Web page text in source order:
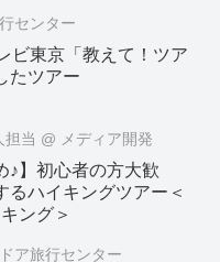
センター
ビ東京「教えて！ツア
たツアー
担当 @ メディア開発
♪】初心者の方大歓
るハイキングツアー＜
ング＞
ア旅行センター